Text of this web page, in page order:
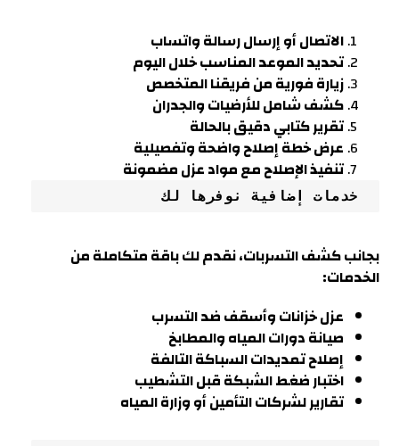
الاتصال أو إرسال رسالة واتساب
تحديد الموعد المناسب خلال اليوم
زيارة فورية من فريقنا المتخصص
كشف شامل للأرضيات والجدران
تقرير كتابي دقيق بالحالة
عرض خطة إصلاح واضحة وتفصيلية
تنفيذ الإصلاح مع مواد عزل مضمونة
خدمات إضافية نوفرها لك
بجانب كشف التسربات، نقدم لك باقة متكاملة من
الخدمات:
عزل خزانات وأسقف ضد التسرب
صيانة دورات المياه والمطابخ
إصلاح تمديدات السباكة التالفة
اختبار ضغط الشبكة قبل التشطيب
تقارير لشركات التأمين أو وزارة المياه